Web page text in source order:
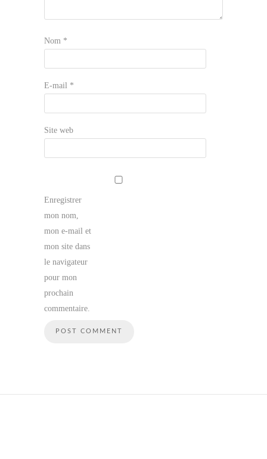
Nom *
E-mail *
Site web
Enregistrer
mon nom,
mon e-mail et
mon site dans
le navigateur
pour mon
prochain
commentaire.